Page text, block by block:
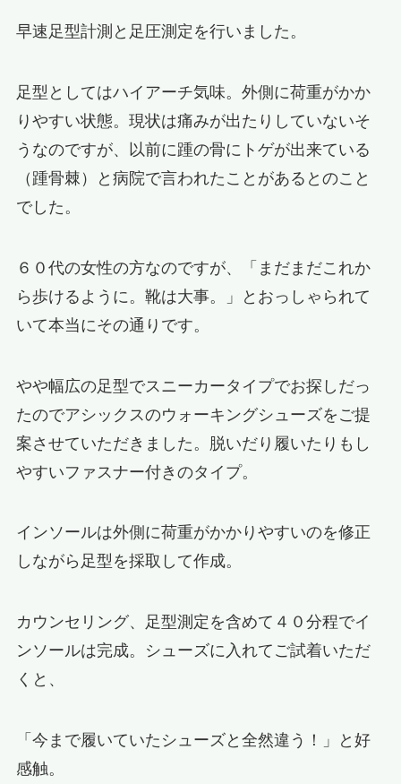
早速足型計測と足圧測定を行いました。
足型としてはハイアーチ気味。外側に荷重がかか
りやすい状態。現状は痛みが出たりしていないそ
うなのですが、以前に踵の骨にトゲが出来ている
（踵骨棘）と病院で言われたことがあるとのこと
でした。
６０代の女性の方なのですが、「まだまだこれか
ら歩けるように。靴は大事。」とおっしゃられて
いて本当にその通りです。
やや幅広の足型でスニーカータイプでお探しだっ
たのでアシックスのウォーキングシューズをご提
案させていただきました。脱いだり履いたりもし
やすいファスナー付きのタイプ。
インソールは外側に荷重がかかりやすいのを修正
しながら足型を採取して作成。
カウンセリング、足型測定を含めて４０分程でイ
ンソールは完成。シューズに入れてご試着いただ
くと、
「今まで履いていたシューズと全然違う！」と好
感触。